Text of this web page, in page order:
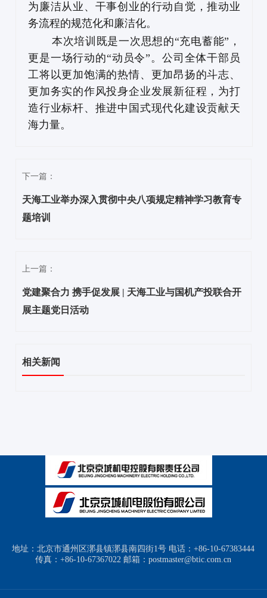
为廉洁从业、干事创业的行动自觉，推动业
务流程的规范化和廉洁化。
本次培训既是一次思想的“充电蓄能”，
更是一场行动的“动员令”。公司全体干部员
工将以更加饱满的热情、更加昂扬的斗志、
更加务实的作风投身企业发展新征程，为打
造行业标杆、推进中国式现代化建设贡献天
海力量。
下一篇：
天海工业举办深入贯彻中央八项规定精神学习教育专
题培训
上一篇：
党建聚合力 携手促发展 | 天海工业与国机产投联合开
展主题党日活动
相关新闻
地址：北京市通州区漷县镇漷县南四街1号 电话：+86-10-67383444
传真：+86-10-67367022 邮箱：postmaster@btic.com.cn